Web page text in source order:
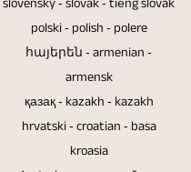
ұсынады.
алады.
оқиғаны
теледидар
репортаждары
бейне
есептерді
шығару
Аудиториясы
болса,
қашықтан
басқарылатын
жобаланған
біріктірілген.
Сондай-
дискілері
ықшам
дискілерде
электрондық
slovenský ‐ slovak ‐ tiếng slovak
polski ‐ polish ‐ polere
հայերեն ‐ armenian ‐
armensk
қазақ ‐ kazakh ‐ kazakh
hrvatski ‐ croatian ‐ basa
kroasia